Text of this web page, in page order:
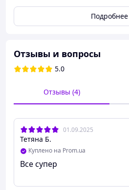
*Стоимость указана за пример на
При отсутствии каких-либо
Доставка и оплата.
Отправка по всей Украине
предоплаты.
Сделаем все, чтобы Ваш
Слава Украине!
Наш сайт: jularts.prom.ua
Подробнее
Отзывы и вопросы
5.0
Отзывы (4)
01.09.2025
Тетяна Б.
Куплено на Prom.ua
Все супер